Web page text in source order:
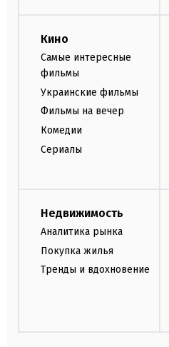
Кино
Самые интересные
фильмы
Украинские фильмы
Фильмы на вечер
Комедии
Сериалы
Недвижимость
Аналитика рынка
Покупка жилья
Тренды и вдохновение